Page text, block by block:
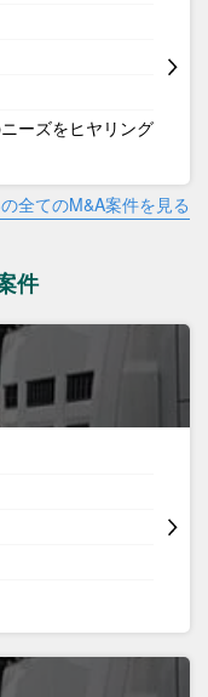
ーズをヒヤリング
全てのM&A案件を見る
件